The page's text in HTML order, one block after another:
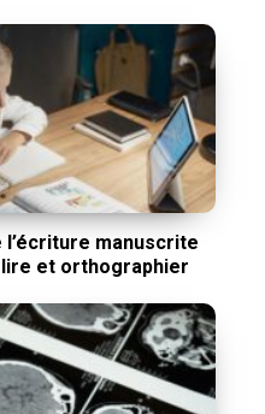
manuscrite
et orthographier